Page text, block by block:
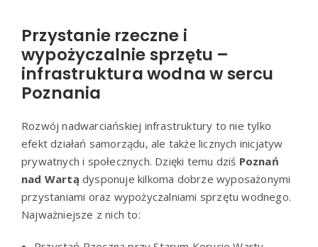
Przystanie rzeczne i
wypożyczalnie sprzętu –
infrastruktura wodna w sercu
Poznania
Rozwój nadwarciańskiej infrastruktury to nie tylko
efekt działań samorządu, ale także licznych inicjatyw
prywatnych i społecznych. Dzięki temu dziś Poznań
nad Wartą dysponuje kilkoma dobrze wyposażonymi
przystaniami oraz wypożyczalniami sprzętu wodnego.
Najważniejsze z nich to: